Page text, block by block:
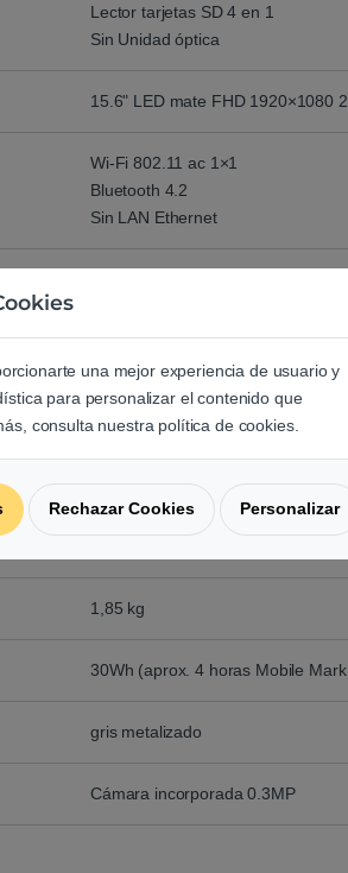
Lector tarjetas SD 4 en 1
Sin Unidad óptica
15.6" LED mate FHD 1920×1080
Wi-Fi 802.11 ac 1×1
Bluetooth 4.2
Sin LAN Ethernet
1 x HDMI 1.4b
Altavoces 1,5x2W con Dolby Audio.
Windows 10 Home 64
TPM 2.0
1,85 kg
30Wh (aprox. 4 horas Mobile
gris metalizado
Cámara incorporada 0.3MP
una mejor experiencia de usuario y
para personalizar el contenido que
consulta nuestra política de cookies.
Rechazar Cookies Personalizar